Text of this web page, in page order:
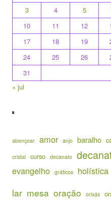
3
4 5
10
11 12
17
18 19
24
25 26
31
« jul
abençoar amor anjo baralho
cristal curso decanato
evangelho gráficos holística
lar mesa oração orixás